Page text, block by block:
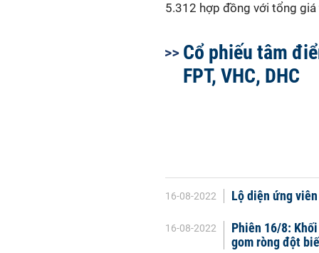
5.312 hợp đồng với tổng
Cổ phiếu tâm
FPT, VHC, DHC
16-08-2022 Lộ diện ứng
16-08-2022
Phiên 16/8:
gom ròng đột